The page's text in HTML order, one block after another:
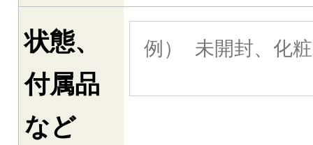
状態、
付属品
など